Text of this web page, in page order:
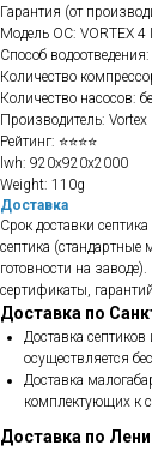
Гарантия (от
Модель ОС: VORTEX 4
Способ
Количество
Количество насосов:
Производитель: Vortex
Рейтинг: ⭐⭐⭐⭐
lwh: 920x920x2000
Weight: 110g
Доставка
Срок доставки
септика (стандартные
готовности на
сертификаты,
Доставка по
Доставка
осуществляется
Доставка
комплектующих к
Доставка по